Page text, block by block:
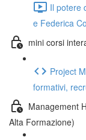
Il potere
e Federica
mini corsi
Project
formativi,
Management
Alta Formazione)